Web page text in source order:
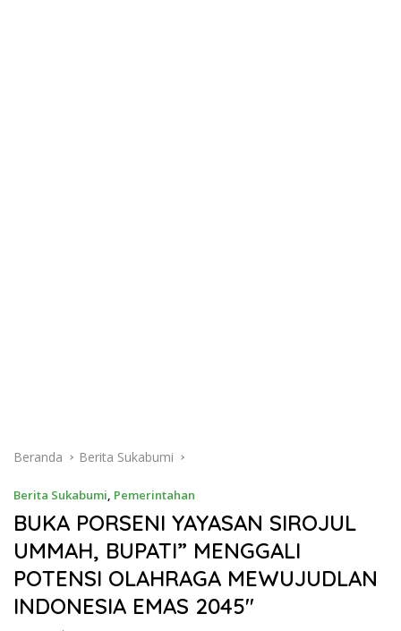
Beranda Berita Sukabumi
Berita Sukabumi, Pemerintahan
BUKA PORSENI YAYASAN SIROJUL
UMMAH, BUPATI” MENGGALI
POTENSI OLAHRAGA MEWUJUDLAN
INDONESIA EMAS 2045″